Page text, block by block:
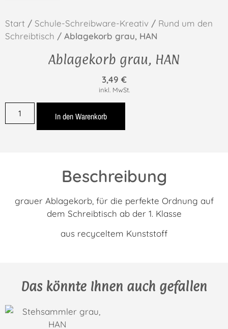
Start / Schule-Schreibware-Kreativ / Rund um den
Schreibtisch / Ablagekorb grau, HAN
Ablagekorb grau, HAN
3,49 €
inkl. MwSt.
In den Warenkorb
Beschreibung
grauer Ablagekorb, für die perfekte Ordnung auf
dem Schreibtisch ab der 1. Klasse
aus recyceltem Kunststoff
Das könnte Ihnen auch gefallen